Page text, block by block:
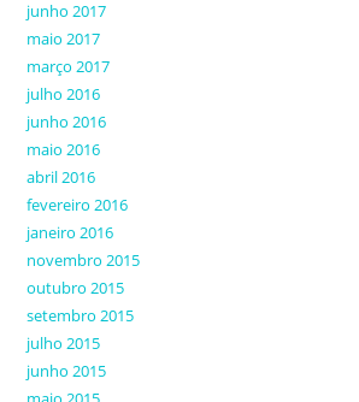
junho 2017
maio 2017
março 2017
julho 2016
junho 2016
maio 2016
abril 2016
fevereiro 2016
janeiro 2016
novembro 2015
outubro 2015
setembro 2015
julho 2015
junho 2015